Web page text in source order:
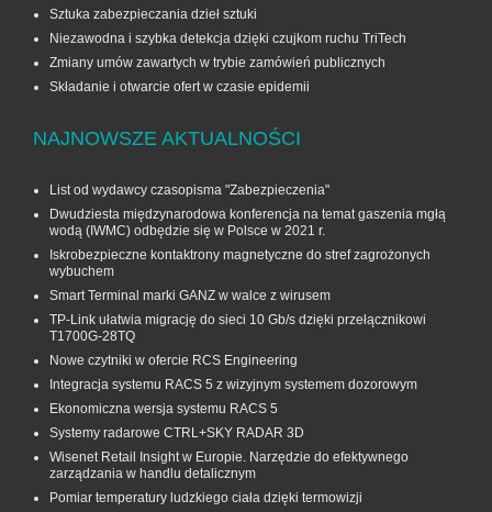
Sztuka zabezpieczania dzieł sztuki
Niezawodna i szybka detekcja dzięki czujkom ruchu TriTech
Zmiany umów zawartych w trybie zamówień publicznych
Składanie i otwarcie ofert w czasie epidemii
NAJNOWSZE AKTUALNOŚCI
List od wydawcy czasopisma "Zabezpieczenia"
Dwudziesta międzynarodowa konferencja na temat gaszenia mgłą
wodą (IWMC) odbędzie się w Polsce w 2021 r.
Iskrobezpieczne kontaktrony magnetyczne do stref zagrożonych
wybuchem
Smart Terminal marki GANZ w walce z wirusem
TP-Link ułatwia migrację do sieci 10 Gb/s dzięki przełącznikowi
T1700G‑28TQ
Nowe czytniki w ofercie RCS Engineering
Integracja systemu RACS 5 z wizyjnym systemem dozorowym
Ekonomiczna wersja systemu RACS 5
Systemy radarowe CTRL+SKY RADAR 3D
Wisenet Retail Insight w Europie. Narzędzie do efektywnego
zarządzania w handlu detalicznym
Pomiar temperatury ludzkiego ciała dzięki termowizji